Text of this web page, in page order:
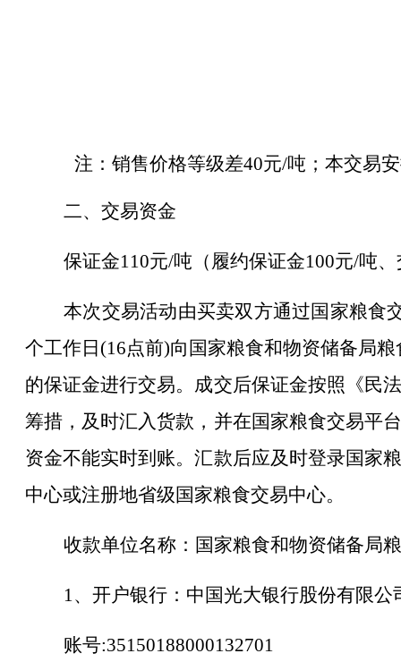
注：销售价格等级差40元/吨；本交易
二、交易资金
保证金110元/吨（履约保证金100元/吨
本次交易活动由买卖双方通过国家粮食
个工作日(16点前)向国家粮食和物资储备局
的保证金进行交易。成交后保证金按照《民
筹措，及时汇入货款，并在国家粮食交易平
资金不能实时到账。汇款后应及时登录国家
中心或注册地省级国家粮食交易中心。
收款单位名称：国家粮食和物资储备局
1、开户银行：中国光大银行股份有限公
账号:35150188000132701